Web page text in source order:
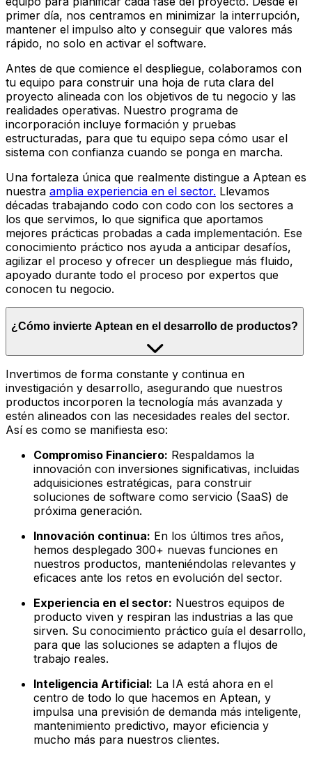
primer día, nos centramos en minimizar la interrupción,
mantener el impulso alto y conseguir que valores más
rápido, no solo en activar el software.
Antes de que comience el despliegue, colaboramos con
tu equipo para construir una hoja de ruta clara del
proyecto alineada con los objetivos de tu negocio y las
realidades operativas. Nuestro programa de
incorporación incluye formación y pruebas
estructuradas, para que tu equipo sepa cómo usar el
sistema con confianza cuando se ponga en marcha.
Una fortaleza única que realmente distingue a Aptean es
nuestra amplia experiencia en el sector. Llevamos
décadas trabajando codo con codo con los sectores a
los que servimos, lo que significa que aportamos
mejores prácticas probadas a cada implementación. Ese
conocimiento práctico nos ayuda a anticipar desafíos,
agilizar el proceso y ofrecer un despliegue más fluido,
apoyado durante todo el proceso por expertos que
conocen tu negocio.
¿Cómo invierte Aptean en el desarrollo de productos?
Invertimos de forma constante y continua en
investigación y desarrollo, asegurando que nuestros
productos incorporen la tecnología más avanzada y
estén alineados con las necesidades reales del sector.
Así es como se manifiesta eso:
Compromiso Financiero: Respaldamos la
innovación con inversiones significativas, incluidas
adquisiciones estratégicas, para construir
soluciones de software como servicio (SaaS) de
próxima generación.
Innovación continua: En los últimos tres años,
hemos desplegado 300+ nuevas funciones en
nuestros productos, manteniéndolas relevantes y
eficaces ante los retos en evolución del sector.
Experiencia en el sector: Nuestros equipos de
producto viven y respiran las industrias a las que
sirven. Su conocimiento práctico guía el desarrollo,
para que las soluciones se adapten a flujos de
trabajo reales.
Inteligencia Artificial: La IA está ahora en el
centro de todo lo que hacemos en Aptean, y
impulsa una previsión de demanda más inteligente,
mantenimiento predictivo, mayor eficiencia y
mucho más para nuestros clientes.